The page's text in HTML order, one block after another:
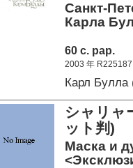
Санкт-
Карла
60 c. pap.
2003 年 R225187
Карл Булла
シャリ
ット判)
Маска и